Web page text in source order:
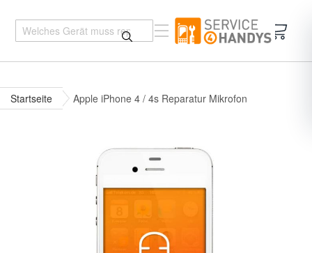
Startseite Apple iPhone 4 / 4s Reparatur Mikrofon